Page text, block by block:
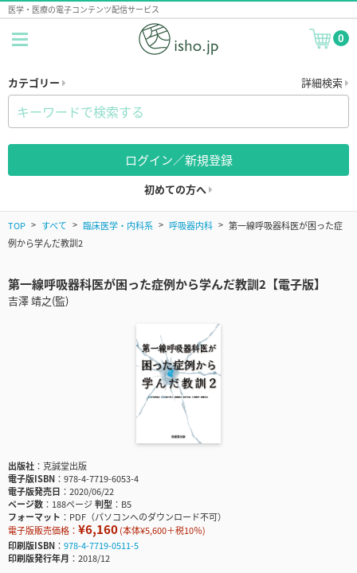
医学・医療の電子コンテンツ配信サービス
0
カテゴリー 詳細検索
ログイン／新規登録
初めての方へ
TOP すべて 臨床医学・内科系 呼吸器内科
第一線呼吸器科医が困った症
例から学んだ教訓2
第一線呼吸器科医が困った症例から学んだ教訓2【電子版】
吉澤 靖之(監)
出版社
克誠堂出版
電子版ISBN
978-4-7719-6053-4
電子版発売日
2020/06/22
ページ数
188ページ判型
B5
フォーマット
PDF（パソコンへのダウンロード不可）
電子版販売価格： ¥6,160(本体¥5,600＋税10％)
印刷版ISBN
978-4-7719-0511-5
印刷版発行年月
2018/12